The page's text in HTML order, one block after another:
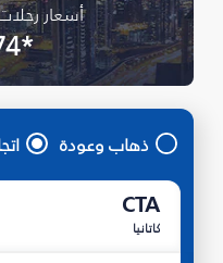
أسعار
*EUR 474
ذهاب وعودة
CTA
كاتانيا